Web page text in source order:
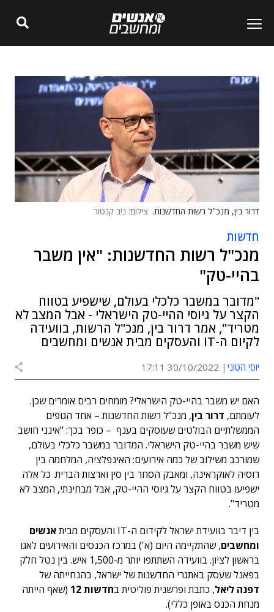
דרור בין, מנכ"ל רשות החדשנות. צילום: ניב קנטור
חדשות
מנכ"ל רשות החדשנות: "אין משבר
בהיי-טק"
"מדובר במשבר כלכלי בעולם, שישפיע בטווח
הקצר על גיוסי ההיי-טק הישראלי - אבל המצב לא
מטריד", אמר דרור בין, מנכ"ל הרשות, בוועידה
לקיום ה-IT והעסקים מבית אנשים ומחשבים
יוסי הטוני 30/10/2022 17:11
האם יש משבר בהיי-טק הישראלי? מומחים רבים אומרים שכן.
לעומתם, דרור בין, מנכ"ל רשות החדשנות – אחד הגופים
הממשלתיים הבולטים שעוסקים בענף – כופר בכך: "אינני חושב
שיש משבר בהיי-טק הישראלי. המדובר במשבר כלכלי בעולם,
שמורכב משילוב של כמה אירועים: האינפלציה, המלחמה בין
רוסיה לאוקראינה, ומאבק הסחר בין סין וארצות הברית. כל אלה
ישפיעו בטווח הקצר על גיוסי ההיי-טק, אבל מבחינתי, המצב לא
מטריד".
בין דיבר בוועידת ישראל לקידום ה-IT והעסקים מבית
אנשים
ומחשבים, שהתקיימה היום (א') במרכז הכנסים והאירועים לאגו
בראשון לציון. בוועידה השתתפו יותר מ-1,500 איש. בין נטל חלק
בפאנל שעסק באתגרי החדשנות של ישראל, בהנחייתה של
דפנה ליאל, כתבת ופרשנית פוליטית בחדשות 12
(שאף הייתה
מנחת הכנס באופן כללי).